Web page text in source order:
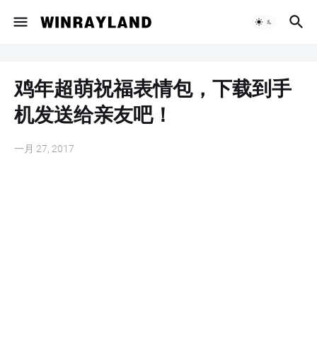
鸡年超萌祝福表情包，下载到手
机发送给亲友吧！
一月 27, 2017